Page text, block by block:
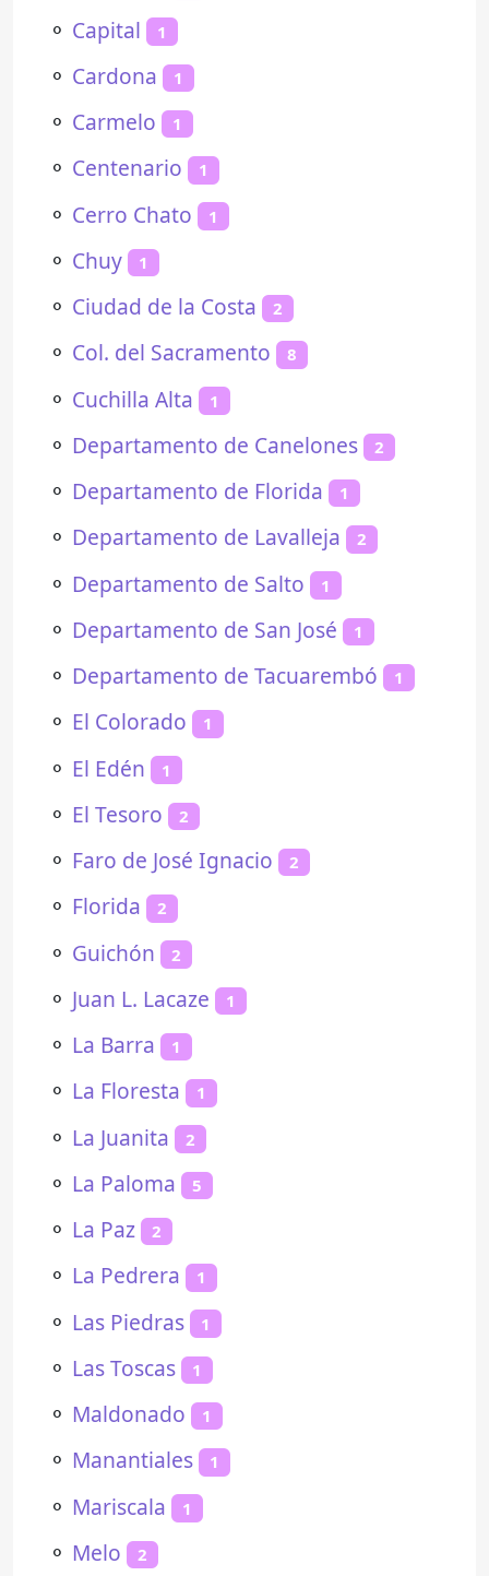
⚬ Capital 1
⚬ Cardona 1
⚬ Carmelo 1
⚬ Centenario 1
⚬ Cerro Chato 1
⚬ Chuy 1
⚬ Ciudad de la Costa 2
⚬ Col. del Sacramento 8
⚬ Cuchilla Alta 1
⚬ Departamento de Canelones 2
⚬ Departamento de Florida 1
⚬ Departamento de Lavalleja 2
⚬ Departamento de Salto 1
⚬ Departamento de San José 1
⚬ Departamento de Tacuarembó 1
⚬ El Colorado 1
⚬ El Edén 1
⚬ El Tesoro 2
⚬ Faro de José Ignacio 2
⚬ Florida 2
⚬ Guichón 2
⚬ Juan L. Lacaze 1
⚬ La Barra 1
⚬ La Floresta 1
⚬ La Juanita 2
⚬ La Paloma 5
⚬ La Paz 2
⚬ La Pedrera 1
⚬ Las Piedras 1
⚬ Las Toscas 1
⚬ Maldonado 1
⚬ Manantiales 1
⚬ Mariscala 1
⚬ Melo 2